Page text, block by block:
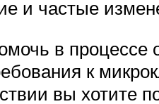
и частые
в
к
вы хотите